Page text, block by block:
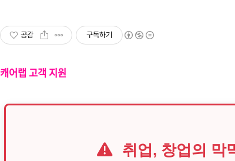
공감 구독하기
캐어랩 고객 지원
취업, 창업의 막